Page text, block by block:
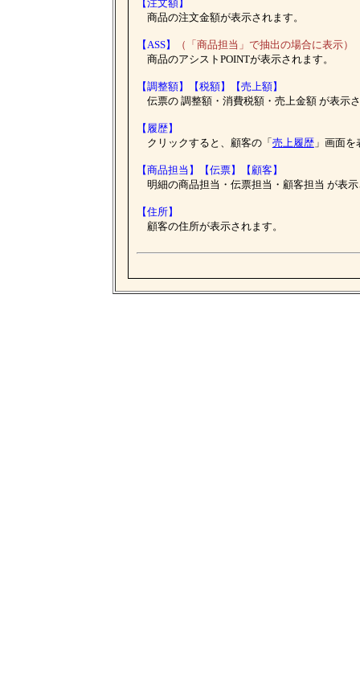
【注文額】
商品の注文金額が表示されます。
【ASS】
（「商品担当」で抽出の場合に表示）
商品のアシストPOINTが表示されます。
【調整額】【税額】【売上額】
伝票の 調整額・消費税額・売上金額 が表示
【履歴】
クリックすると、顧客の「 売上履歴」画面を
【商品担当】【伝票】【顧客】
明細の商品担当・伝票担当・顧客担当 が表
【住所】
顧客の住所が表示されます。